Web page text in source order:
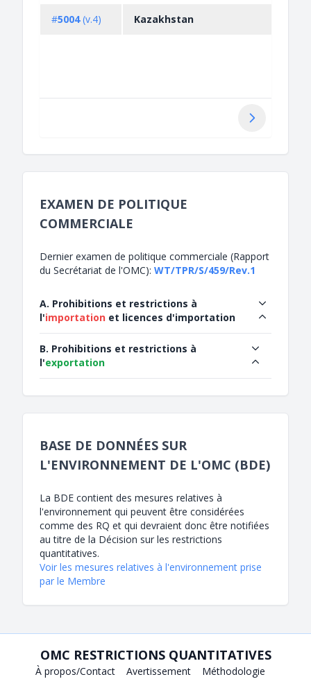
#5004(v.4) Kazakhstan
Suivant
EXAMEN DE POLITIQUE
COMMERCIALE
Dernier examen de politique commerciale (Rapport
du Secrétariat de l'OMC): WT/TPR/S/459/Rev.1
A. Prohibitions et restrictions à
l'importation et licences d'importation
B. Prohibitions et restrictions à
l'exportation
BASE DE DONNÉES SUR
L'ENVIRONNEMENT DE L'OMC (BDE)
La BDE contient des mesures relatives à
l'environnement qui peuvent être considérées
comme des RQ et qui devraient donc être notifiées
au titre de la Décision sur les restrictions
quantitatives.
Voir les mesures relatives à l'environnement prise
par le Membre
OMC RESTRICTIONS QUANTITATIVES
À propos/Contact Avertissement Méthodologie